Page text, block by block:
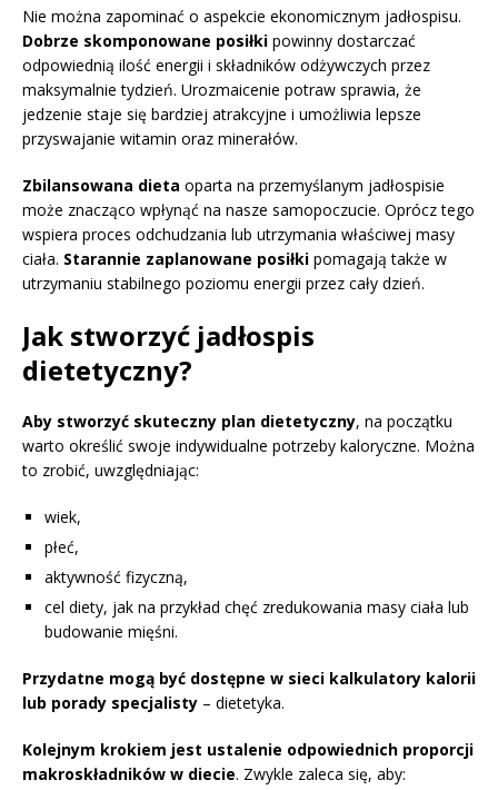
Nie można zapominać o aspekcie ekonomicznym jadłospisu.
Dobrze skomponowane posiłki powinny dostarczać
odpowiednią ilość energii i składników odżywczych przez
maksymalnie tydzień. Urozmaicenie potraw sprawia, że
jedzenie staje się bardziej atrakcyjne i umożliwia lepsze
przyswajanie witamin oraz minerałów.
Zbilansowana dieta oparta na przemyślanym jadłospisie
może znacząco wpłynąć na nasze samopoczucie. Oprócz tego
wspiera proces odchudzania lub utrzymania właściwej masy
ciała. Starannie zaplanowane posiłki pomagają także w
utrzymaniu stabilnego poziomu energii przez cały dzień.
Jak stworzyć jadłospis
dietetyczny?
Aby stworzyć skuteczny plan dietetyczny, na początku
warto określić swoje indywidualne potrzeby kaloryczne. Można
to zrobić, uwzględniając:
wiek,
płeć,
aktywność fizyczną,
cel diety, jak na przykład chęć zredukowania masy ciała lub
budowanie mięśni.
Przydatne mogą być dostępne w sieci kalkulatory kalorii
lub porady specjalisty – dietetyka.
Kolejnym krokiem jest ustalenie odpowiednich proporcji
makroskładników w diecie. Zwykle zaleca się, aby: